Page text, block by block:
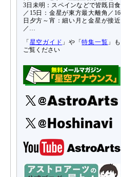
3日未明：スペインなどで皆既日食
／15日：金星が東方最大離角／16
日夕方～宵：細い月と金星が接近
／…
「 星空ガイド 」や「特集一覧 」も
ご覧ください